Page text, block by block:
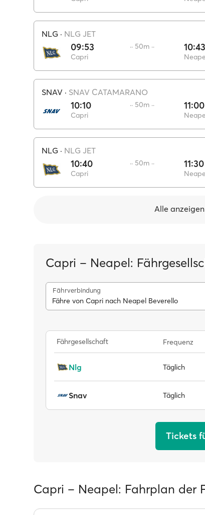
NLG · NLG JET
09:53
Capri
·· 50m ·· 10:43
SNAV · SNAV CATAMARANO
10:10
Capri
·· 50m ·· 11:00
NLG · NLG JET
10:40
Capri
·· 50m ·· 11:30
Alle anzeigen
Capri – Neapel:
Fährverbindung
Fähre von Capri nach Neapel Beverello
Fährgesellschaft Frequenz
Nlg Täglich
Snav Täglich
Tickets
Capri – Neapel: Fahrplan der